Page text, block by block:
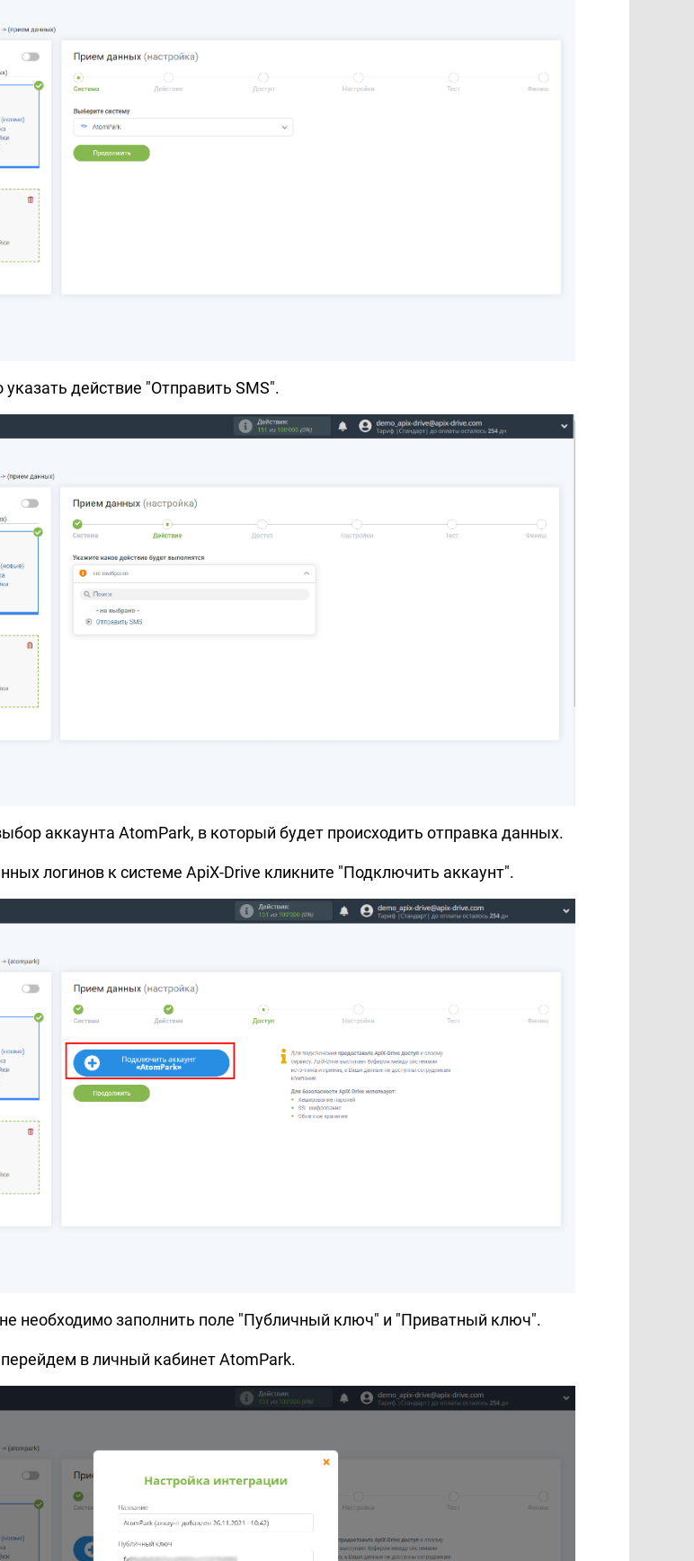
действие "Отправить SMS".
аккаунта AtomPark, в который будет происходить отправка данных.
логинов к системе ApiX-Drive кликните "Подключить аккаунт".
необходимо заполнить поле "Публичный ключ" и "Приватный ключ".
в личный кабинет AtomPark.